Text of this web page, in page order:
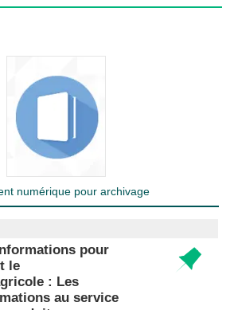
numérique pour archivage
pour
le
: Les
au service